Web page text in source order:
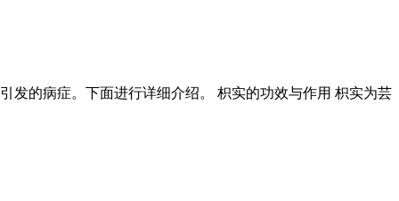
发的病症。下面进行详细介绍。 枳实的功效与作用 枳实为芸